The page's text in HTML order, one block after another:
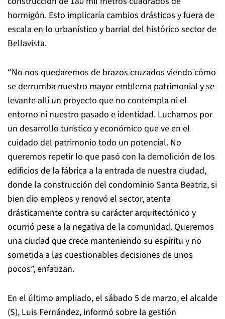
hormigón. Esto implicaría cambios drásticos y fuera de
escala en lo urbanístico y barrial del histórico sector de
Bellavista.
“No nos quedaremos de brazos cruzados viendo cómo
se derrumba nuestro mayor emblema patrimonial y se
levante allí un proyecto que no contempla ni el
entorno ni nuestro pasado e identidad. Luchamos por
un desarrollo turístico y económico que ve en el
cuidado del patrimonio todo un potencial. No
queremos repetir lo que pasó con la demolición de los
edificios de la fábrica a la entrada de nuestra ciudad,
donde la construcción del condominio Santa Beatriz, si
bien dio empleos y renovó el sector, atenta
drásticamente contra su carácter arquitectónico y
ocurrió pese a la negativa de la comunidad. Queremos
una ciudad que crece manteniendo su espíritu y no
sometida a las cuestionables decisiones de unos
pocos”, enfatizan.
En el último ampliado, el sábado 5 de marzo, el alcalde
(S), Luis Fernández, informó sobre la gestión